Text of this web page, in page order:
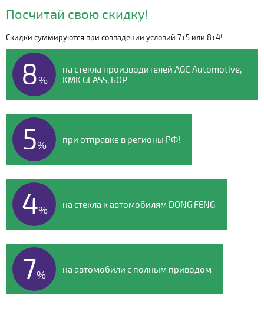
Видео о компании
Посчитай свою скидку!
Скидки суммируются при совпадении условий 7+5 или 8+4!
8%
на стекла производителей AGC Automotive,
KMK GLASS, БОР
5% при отправке в регионы РФ!
4% на стекла к автомобилям DONG FENG
7% на автомобили с полным приводом